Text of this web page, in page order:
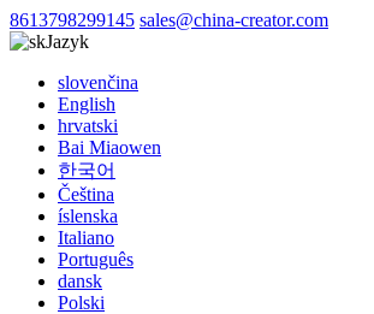
8613798299145 sales@china-creator.com
Jazyk
slovenčina
English
hrvatski
Bai Miaowen
한국어
Čeština
íslenska
Italiano
Português
dansk
Polski